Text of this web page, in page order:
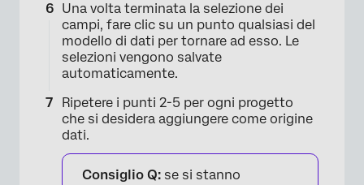
Una volta terminata la selezione dei
campi, fare clic su un punto qualsiasi del
modello di dati per tornare ad esso. Le
selezioni vengono salvate
automaticamente.
Ripetere i punti 2-5 per ogni progetto
che si desidera aggiungere come origine
dati.
Consiglio Q: se si stanno